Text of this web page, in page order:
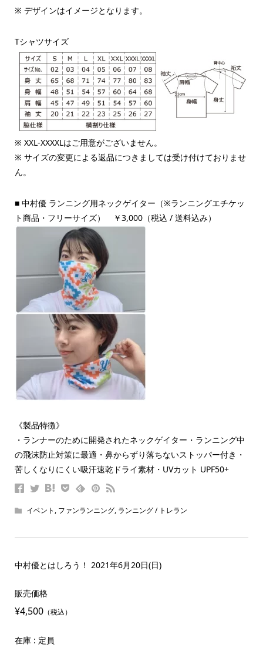
※ デザインはイメージとなります。
Tシャツサイズ
※ XXL-XXXXLはご用意がございません。
※ サイズの変更による返品につきましては受け付けておりませ
ん。
■ 中村優 ランニング用ネックゲイター（※ランニングエチケッ
ト商品・フリーサイズ） ￥3,000（税込 / 送料込み）
《製品特徴》
・ランナーのために開発されたネックゲイター・ランニング中
の飛沫防止対策に最適・鼻からずり落ちないストッパー付き・
苦しくなりにくい吸汗速乾ドライ素材・UVカット UPF50+
イベント , ファンランニング, ランニング / トレラン
中村優とはしろう！ 2021年6月20日(日)
販売価格
¥4,500（税込）
在庫 : 定員